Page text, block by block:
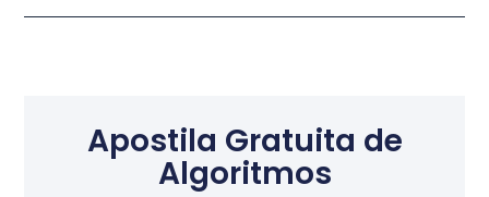
Apostila Gratuita de
Algoritmos